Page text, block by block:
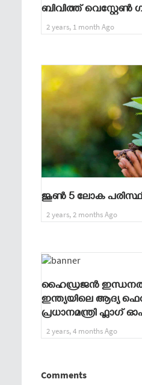
ബിവിത്ത് വെസ്റ്റേൺ
2 years, 1 month Ago
ജൂൺ 5 ലോക
2 years, 2 months Ago
ഹൈഡ്രജന്‍
ഇന്ത്യയിലെ ആദ്യ
പ്രധാനമന്ത്രി
2 years, 4 months Ago
Comments